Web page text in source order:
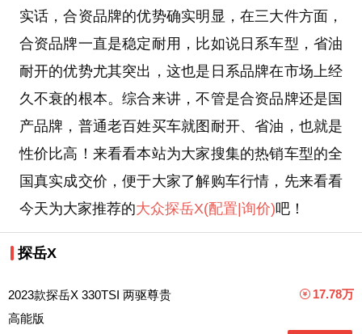
实话，合资品牌的优势确实明显，在三大件方面，
合资品牌一直是稳定耐用，比如说日系车型，省油
耐开的优势尤其突出，这也是日系品牌在市场上经
久不衰的根本。综合来讲，不管是合资品牌还是国
产品牌，普通老百姓买车就图耐开、省油，也就是
性价比高！来看看本站为大家搜集的热销车型的全
国真实成交价，便于大家了解购车行情，先来看看
今天为大家推荐的大众探岳X(配置|询价)吧！
探岳X
2023款探岳X 330TSI 两驱尊贵
高能版
17.78万